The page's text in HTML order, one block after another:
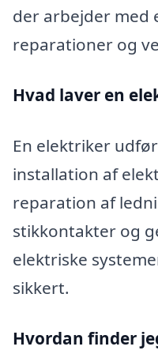
der arbejder med
reparationer og
Hvad laver en
En elektriker
installation af
reparation af
stikkontakter og
elektriske
sikkert.
Hvordan finder